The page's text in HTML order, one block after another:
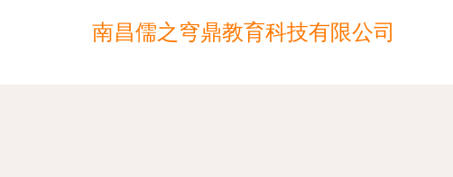
南昌儒之穹鼎教育科技有限公司